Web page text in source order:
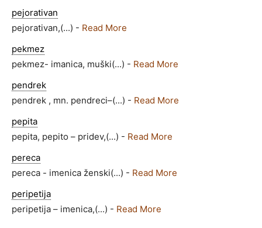
pejorativan
pejorativan,(...) - Read More
pekmez
pekmez- imanica, muški(...) - Read More
pendrek
pendrek , mn. pendreci–(...) - Read More
pepita
pepita, pepito – pridev,(...) - Read More
pereca
pereca - imenica ženski(...) - Read More
peripetija
peripetija – imenica,(...) - Read More